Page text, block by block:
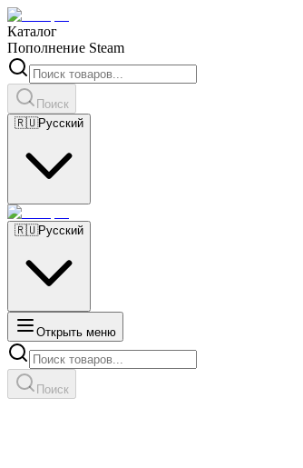
Каталог
Пополнение Steam
Поиск
🇷🇺Русский
🇷🇺Русский
Открыть меню
Поиск